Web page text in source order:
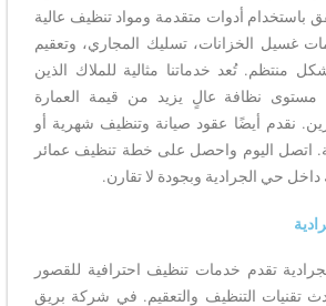
باستخدام أدوات متقدمة ومواد تنظيف عالية
غسيل الخزانات، تسليك المجاري، وتعقيم
منتظم. تُعد خدماتنا مثالية للملاك الذين
نظافة عالٍ يزيد من قيمة العمارة
نقدم أيضًا عقود صيانة وتنظيف شهرية أو
اتصل اليوم واحصل على خطة تنظيف عمائر
حي الجرادية وبجودة لا تقارن.
تقدم خدمات تنظيف احترافية للقصور
تقنيات التنظيف والتعقيم. في شركة بريق